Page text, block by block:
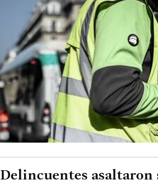
Delincuentes asaltaron